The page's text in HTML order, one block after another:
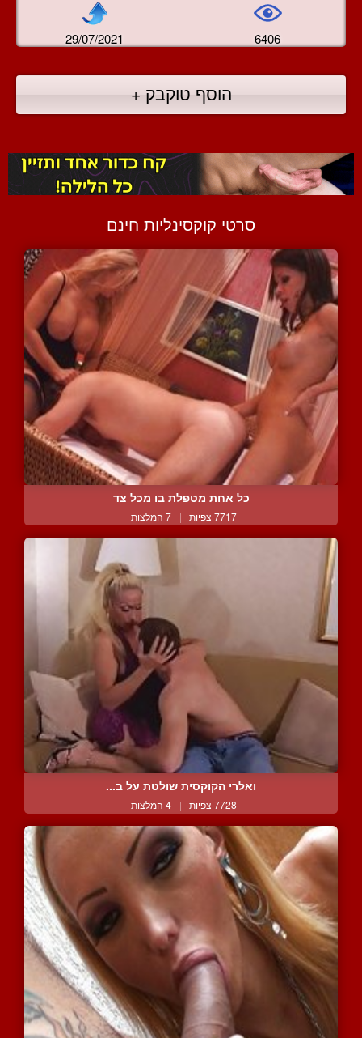
29/07/2021 6406
הוסף טוקבק +
סרטי קוקסינליות חינם
כל אחת מטפלת בו מכל צד
7717 צפיות | 7 המלצות
ואלרי הקוקסית שולטת על ב...
7728 צפיות | 4 המלצות